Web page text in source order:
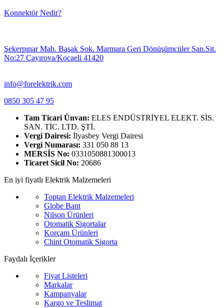
Konnektör Nedir?
Şekerpınar Mah. Başak Sok. Marmara Geri Dönüşümcüler San.Sit.
No:27 Çayırova/Kocaeli 41420
info@forelektrik.com
0850 305 47 95
Tam Ticari Ünvan: ELES ENDÜSTRİYEL ELEKT. SİS.
SAN. TİC. LTD. ŞTİ.
Vergi Dairesi: İlyasbey Vergi Dairesi
Vergi Numarası: 331 050 88 13
MERSİS No: 0331050881300013
Ticaret Sicil No: 20686
En iyi fiyatlı Elektrik Malzemeleri
Toptan Elektrik Malzemeleri
Globe Bant
Nilson Ürünleri
Otomatik Sigortalar
Korçam Ürünleri
Chint Otomatik Sigorta
Faydalı İçerikler
Fiyat Listeleri
Markalar
Kampanyalar
Kargo ve Teslimat